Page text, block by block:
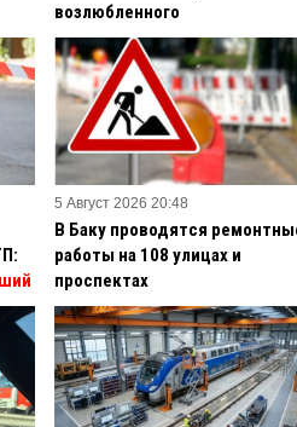
возлюбленного
5 Август 2026 20:48
В Баку проводятся
работы на 108 улицах и
проспектах